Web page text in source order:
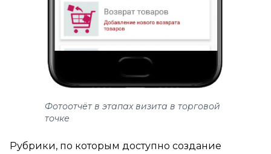
Фотоотчёт в этапах визита в торговой
точке
Рубрики, по которым доступно создание